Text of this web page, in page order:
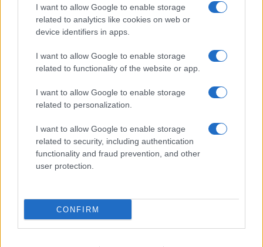
I want to allow Google to enable storage
related to analytics like cookies on web or
device identifiers in apps.
I want to allow Google to enable storage
related to functionality of the website or app.
I want to allow Google to enable storage
related to personalization.
I want to allow Google to enable storage
related to security, including authentication
functionality and fraud prevention, and other
user protection.
CONFIRM